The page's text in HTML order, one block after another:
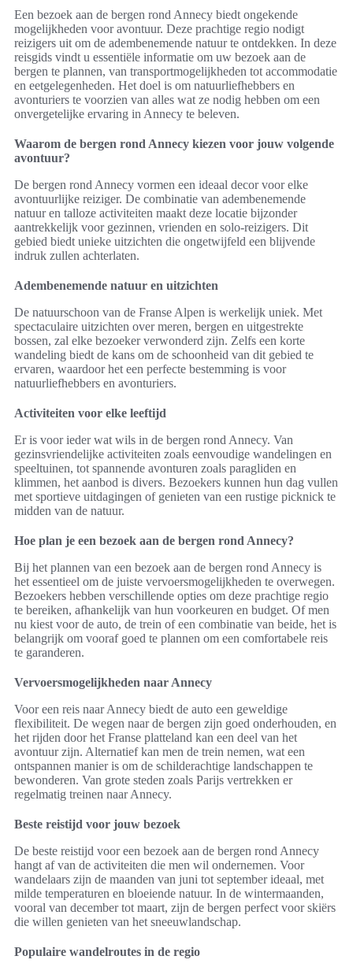
Een bezoek aan de bergen rond Annecy biedt ongekende
mogelijkheden voor avontuur. Deze prachtige regio nodigt
reizigers uit om de adembenemende natuur te ontdekken. In deze
reisgids vindt u essentiële informatie om uw bezoek aan de
bergen te plannen, van transportmogelijkheden tot accommodatie
en eetgelegenheden. Het doel is om natuurliefhebbers en
avonturiers te voorzien van alles wat ze nodig hebben om een
onvergetelijke ervaring in Annecy te beleven.
Waarom de bergen rond Annecy kiezen voor jouw volgende
avontuur?
De bergen rond Annecy vormen een ideaal decor voor elke
avontuurlijke reiziger. De combinatie van adembenemende
natuur en talloze activiteiten maakt deze locatie bijzonder
aantrekkelijk voor gezinnen, vrienden en solo-reizigers. Dit
gebied biedt unieke uitzichten die ongetwijfeld een blijvende
indruk zullen achterlaten.
Adembenemende natuur en uitzichten
De natuurschoon van de Franse Alpen is werkelijk uniek. Met
spectaculaire uitzichten over meren, bergen en uitgestrekte
bossen, zal elke bezoeker verwonderd zijn. Zelfs een korte
wandeling biedt de kans om de schoonheid van dit gebied te
ervaren, waardoor het een perfecte bestemming is voor
natuurliefhebbers en avonturiers.
Activiteiten voor elke leeftijd
Er is voor ieder wat wils in de bergen rond Annecy. Van
gezinsvriendelijke activiteiten zoals eenvoudige wandelingen en
speeltuinen, tot spannende avonturen zoals paragliden en
klimmen, het aanbod is divers. Bezoekers kunnen hun dag vullen
met sportieve uitdagingen of genieten van een rustige picknick te
midden van de natuur.
Hoe plan je een bezoek aan de bergen rond Annecy?
Bij het plannen van een bezoek aan de bergen rond Annecy is
het essentieel om de juiste vervoersmogelijkheden te overwegen.
Bezoekers hebben verschillende opties om deze prachtige regio
te bereiken, afhankelijk van hun voorkeuren en budget. Of men
nu kiest voor de auto, de trein of een combinatie van beide, het is
belangrijk om vooraf goed te plannen om een comfortabele reis
te garanderen.
Vervoersmogelijkheden naar Annecy
Voor een reis naar Annecy biedt de auto een geweldige
flexibiliteit. De wegen naar de bergen zijn goed onderhouden, en
het rijden door het Franse platteland kan een deel van het
avontuur zijn. Alternatief kan men de trein nemen, wat een
ontspannen manier is om de schilderachtige landschappen te
bewonderen. Van grote steden zoals Parijs vertrekken er
regelmatig treinen naar Annecy.
Beste reistijd voor jouw bezoek
De beste reistijd voor een bezoek aan de bergen rond Annecy
hangt af van de activiteiten die men wil ondernemen. Voor
wandelaars zijn de maanden van juni tot september ideaal, met
milde temperaturen en bloeiende natuur. In de wintermaanden,
vooral van december tot maart, zijn de bergen perfect voor skiërs
die willen genieten van het sneeuwlandschap.
Populaire wandelroutes in de regio